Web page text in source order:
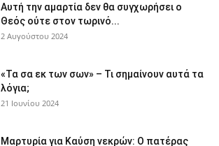
Αυτή την αμαρτία δεν θα συγχωρήσει ο
Θεός ούτε στον τωρινό...
2 Αυγούστου 2024
«Τα σα εκ των σων» – Τι σημαίνουν αυτά τα
λόγια;
21 Ιουνίου 2024
Μαρτυρία για Καύση νεκρών: Ο πατέρας